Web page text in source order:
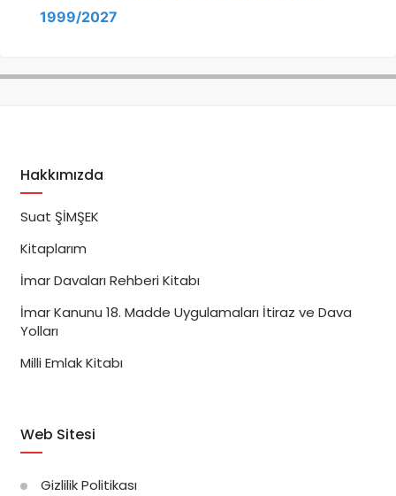
1999/2027
Hakkımızda
Suat ŞİMŞEK
Kitaplarım
İmar Davaları Rehberi Kitabı
İmar Kanunu 18. Madde Uygulamaları İtiraz ve Dava
Yolları
Milli Emlak Kitabı
Web Sitesi
Gizlilik Politikası